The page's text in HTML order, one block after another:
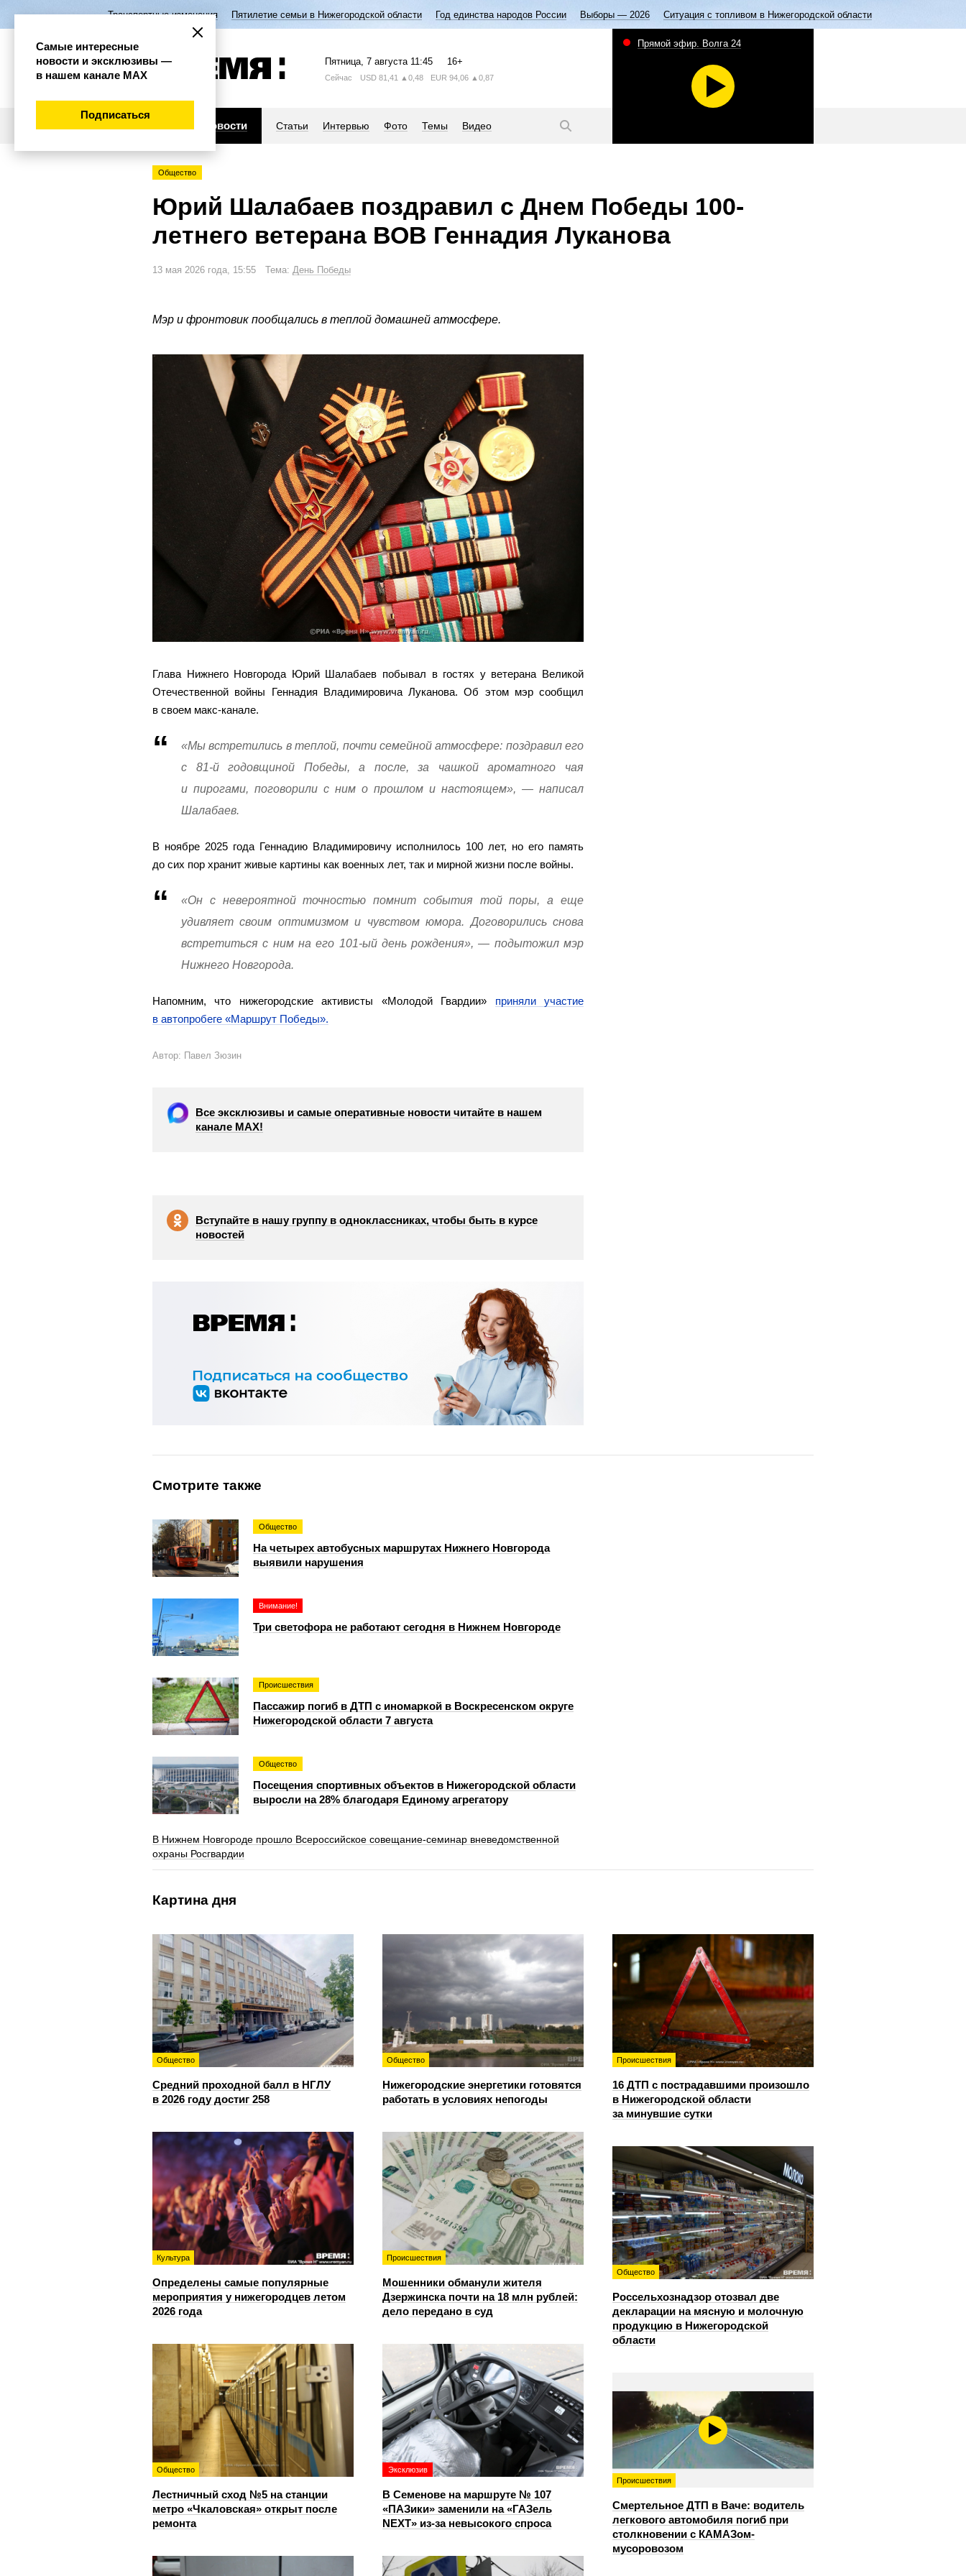
Транспортные изменения Пятилетие семьи в Нижегородской области Год единства народов России Выборы — 2026 Ситуация с топливом в Нижегородской области
Пятница, 7 августа 11:45 16+
Сейчас USD 81,41 ▲0,48 EUR 94,06 ▲0,87
Новости Статьи Интервью Фото Темы Видео
Прямой эфир. Волга 24
Общество
Юрий Шалабаев поздравил с Днем Победы 100-
летнего ветерана ВОВ Геннадия Луканова
13 мая 2026 года, 15:55 Тема: День Победы
Мэр и фронтовик пообщались в теплой домашней атмосфере.
Глава Нижнего Новгорода Юрий Шалабаев побывал в гостях у ветерана Великой
Отечественной войны Геннадия Владимировича Луканова. Об этом мэр сообщил
в своем макс-канале.
«Мы встретились в теплой, почти семейной атмосфере: поздравил его
с 81-й годовщиной Победы, а после, за чашкой ароматного чая
и пирогами, поговорили с ним о прошлом и настоящем», — написал
Шалабаев.
В ноябре 2025 года Геннадию Владимировичу исполнилось 100 лет, но его память
до сих пор хранит живые картины как военных лет, так и мирной жизни после войны.
«Он с невероятной точностью помнит события той поры, а еще
удивляет своим оптимизмом и чувством юмора. Договорились снова
встретиться с ним на его 101-ый день рождения», — подытожил мэр
Нижнего Новгорода.
Напомним, что нижегородские активисты «Молодой Гвардии» приняли участие
в автопробеге «Маршрут Победы».
Автор: Павел Зюзин
Все эксклюзивы и самые оперативные новости читайте в нашем
канале МАХ!
Вступайте в нашу группу в одноклассниках, чтобы быть в курсе
новостей
Смотрите также
Общество
На четырех автобусных маршрутах Нижнего Новгорода
выявили нарушения
Внимание!
Три светофора не работают сегодня в Нижнем Новгороде
Происшествия
Пассажир погиб в ДТП с иномаркой в Воскресенском округе
Нижегородской области 7 августа
Общество
Посещения спортивных объектов в Нижегородской области
выросли на 28% благодаря Единому агрегатору
В Нижнем Новгороде прошло Всероссийское совещание-семинар вневедомственной
охраны Росгвардии
Картина дня
Общество
Средний проходной балл в НГЛУ
в 2026 году достиг 258
Общество
Нижегородские энергетики готовятся
работать в условиях непогоды
Происшествия
16 ДТП с пострадавшими произошло
в Нижегородской области
за минувшие сутки
Культура
Определены самые популярные
мероприятия у нижегородцев летом
2026 года
Происшествия
Мошенники обманули жителя
Дзержинска почти на 18 млн рублей:
дело передано в суд
Общество
Россельхознадзор отозвал две
декларации на мясную и молочную
продукцию в Нижегородской
области
Общество
Лестничный сход №5 на станции
метро «Чкаловская» открыт после
ремонта
Эксклюзив
В Семенове на маршруте № 107
«ПАЗики» заменили на «ГАЗель
NEXT» из‑за невысокого спроса
Происшествия
Смертельное ДТП в Ваче: водитель
легкового автомобиля погиб при
столкновении с КАМАЗом-
мусоровозом
Самые интересные
новости и эксклюзивы —
в нашем канале МАХ
Подписаться